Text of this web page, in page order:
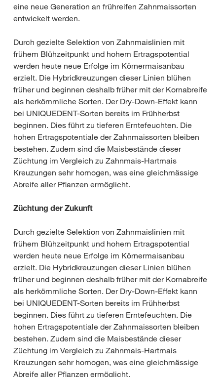
eine neue Generation an frühreifen Zahnmaissorten
entwickelt werden.
Durch gezielte Selektion von Zahnmaislinien mit
frühem Blühzeitpunkt und hohem Ertragspotential
werden heute neue Erfolge im Körnermaisanbau
erzielt. Die Hybridkreuzungen dieser Linien blühen
früher und beginnen deshalb früher mit der Kornabreife
als herkömmliche Sorten. Der Dry-Down-Effekt kann
bei UNIQUEDENT-Sorten bereits im Frühherbst
beginnen. Dies führt zu tieferen Erntefeuchten. Die
hohen Ertragspotentiale der Zahnmaissorten bleiben
bestehen. Zudem sind die Maisbestände dieser
Züchtung im Vergleich zu Zahnmais-Hartmais
Kreuzungen sehr homogen, was eine gleichmässige
Abreife aller Pflanzen ermöglicht.
Züchtung der Zukunft
Durch gezielte Selektion von Zahnmaislinien mit
frühem Blühzeitpunkt und hohem Ertragspotential
werden heute neue Erfolge im Körnermaisanbau
erzielt. Die Hybridkreuzungen dieser Linien blühen
früher und beginnen deshalb früher mit der Kornabreife
als herkömmliche Sorten. Der Dry-Down-Effekt kann
bei UNIQUEDENT-Sorten bereits im Frühherbst
beginnen. Dies führt zu tieferen Erntefeuchten. Die
hohen Ertragspotentiale der Zahnmaissorten bleiben
bestehen. Zudem sind die Maisbestände dieser
Züchtung im Vergleich zu Zahnmais-Hartmais
Kreuzungen sehr homogen, was eine gleichmässige
Abreife aller Pflanzen ermöglicht.